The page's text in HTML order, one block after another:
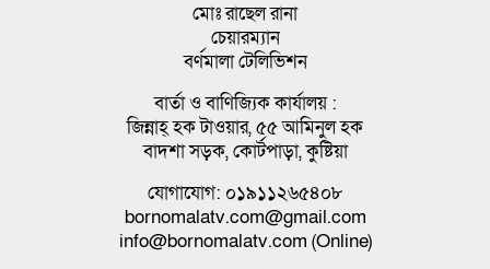
মোঃ রাছেল রানা
চেয়ারম্যান
বর্ণমালা টেলিভিশন
বার্তা ও বাণিজ্যিক কার্যালয় :
জিন্নাহ্ হক টাওয়ার, ৫৫ আমিনুল হক
বাদশা সড়ক, কোর্টপাড়া, কুষ্টিয়া
যোগাযোগ: ০১৯১১২৬৫৪০৮
bornomalatv.com@gmail.com
info@bornomalatv.com (Online)